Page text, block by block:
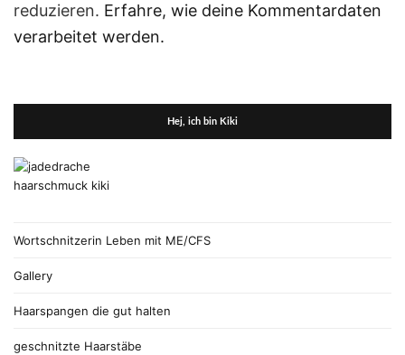
reduzieren. Erfahre, wie deine Kommentardaten
verarbeitet werden.
Hej, ich bin Kiki
Wortschnitzerin Leben mit ME/CFS
Gallery
Haarspangen die gut halten
geschnitzte Haarstäbe